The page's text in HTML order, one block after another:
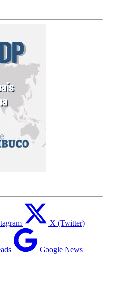
X (Twitter)
Google News